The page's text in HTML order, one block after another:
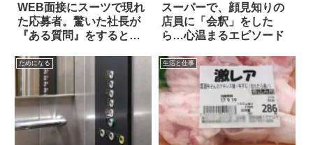
WEB面接にスーツで現れ
た応募者。驚いた社長が
『ある質問』をすると…
スーパーで、顔見知りの
店員に「会釈」をした
ら…心温まるエピソード
ためになる 生活と仕事